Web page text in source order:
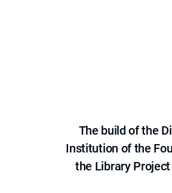
The build of the
Institution of the
the Library